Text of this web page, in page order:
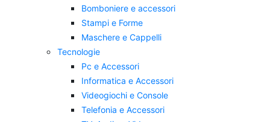
Bomboniere e accessori
Stampi e Forme
Maschere e Cappelli
Tecnologie
Pc e Accessori
Informatica e Accessori
Videogiochi e Console
Telefonia e Accessori